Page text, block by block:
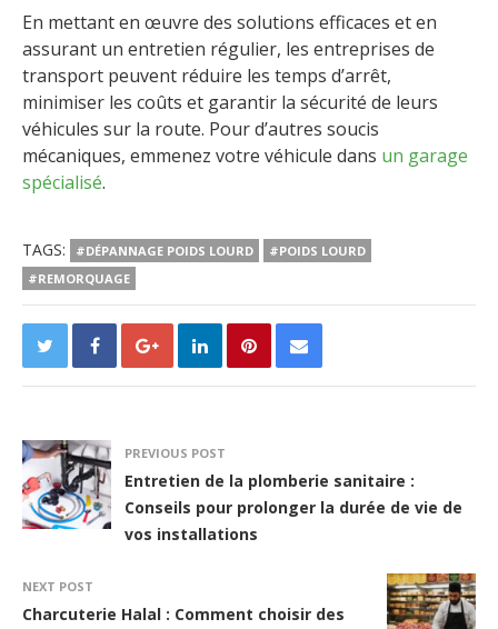
En mettant en œuvre des solutions efficaces et en
assurant un entretien régulier, les entreprises de
transport peuvent réduire les temps d’arrêt,
minimiser les coûts et garantir la sécurité de leurs
véhicules sur la route. Pour d’autres soucis
mécaniques, emmenez votre véhicule dans un garage
spécialisé.
TAGS: #DÉPANNAGE POIDS LOURD
#POIDS LOURD
#REMORQUAGE
PREVIOUS POST
Entretien de la plomberie sanitaire :
Conseils pour prolonger la durée de vie de
vos installations
NEXT POST
Charcuterie Halal : Comment choisir des